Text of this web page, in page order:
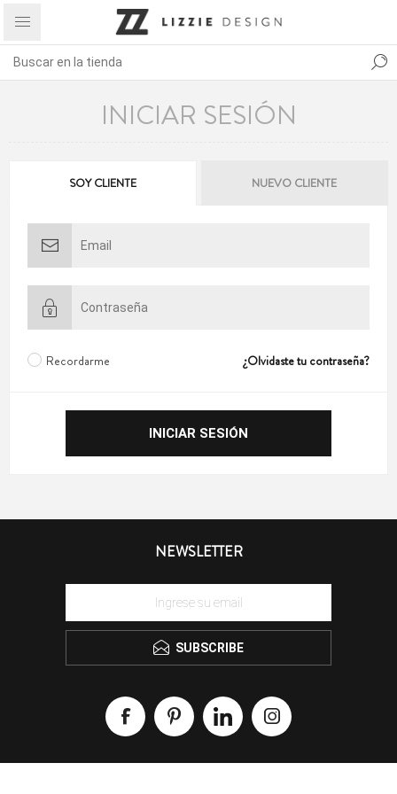
INICIAR SESIÓN
SOY CLIENTE NUEVO CLIENTE
Recordarme ¿Olvidaste tu contraseña?
NEWSLETTER
SUBSCRIBE